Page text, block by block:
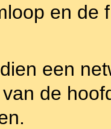
en de
een
de